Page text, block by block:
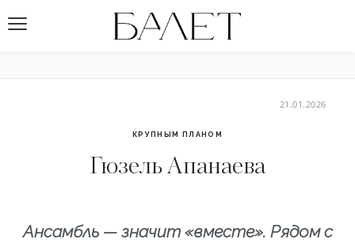
КРУПНЫМ ПЛАНОМ
Гюзель Апанаева
21.01.2026
Ансамбль — значит «вместе». Рядом с